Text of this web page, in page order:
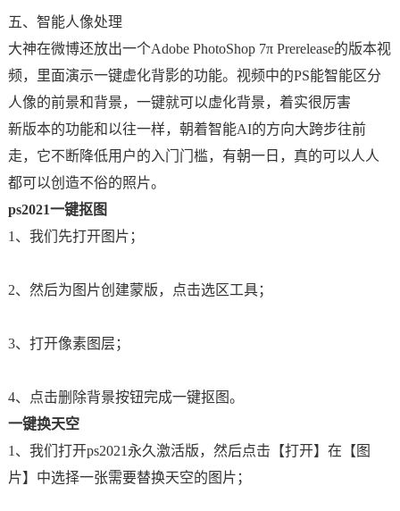
五、智能人像处理
大神在微博还放出一个Adobe PhotoShop 7π Prerelease的版本视
频，里面演示一键虚化背影的功能。视频中的PS能智能区分
人像的前景和背景，一键就可以虚化背景，着实很厉害
新版本的功能和以往一样，朝着智能AI的方向大跨步往前
走，它不断降低用户的入门门槛，有朝一日，真的可以人人
都可以创造不俗的照片。
ps2021一键抠图
1、我们先打开图片；
2、然后为图片创建蒙版，点击选区工具；
3、打开像素图层；
4、点击删除背景按钮完成一键抠图。
一键换天空
1、我们打开ps2021永久激活版，然后点击【打开】在【图
片】中选择一张需要替换天空的图片；